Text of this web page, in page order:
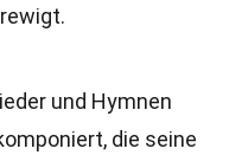
und Hymnen
die seine